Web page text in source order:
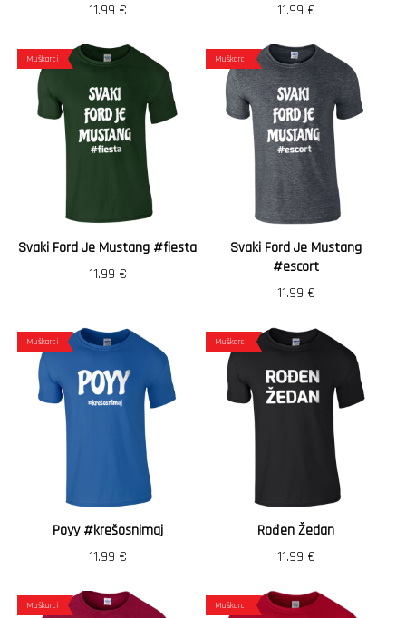
11.99 €
11.99 €
Muškarci
Svaki Ford Je Mustang #fiesta
11.99 €
Muškarci
Svaki Ford Je Mustang
#escort
11.99 €
Muškarci
Poyy #krešosnimaj
11.99 €
Muškarci
Rođen Žedan
11.99 €
Muškarci Muškarci